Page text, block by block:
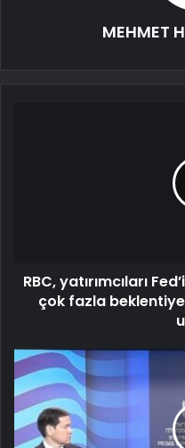
MEHMET
RBC, yatırımcıları
çok fazla